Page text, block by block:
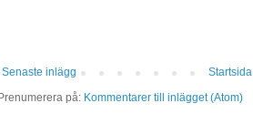
Senaste inlägg
Startsida
Prenumerera på: Kommentarer till inlägget (Atom)